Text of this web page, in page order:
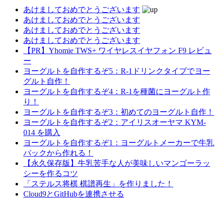
あけましておめでとうございます
あけましておめでとうございます
あけましておめでとうございます
あけましておめでとうございます
【PR】Yhomie TWS+ ワイヤレスイヤフォン F9 レビュ
ー
ヨーグルトを自作するぞ5：R-1ドリンクタイプでヨー
グルト自作！
ヨーグルトを自作するぞ4：R-1を種菌にヨーグルト作
り！
ヨーグルトを自作するぞ3：初めてのヨーグルト自作！
ヨーグルトを自作するぞ2：アイリスオーヤマ KYM-
014 を購入
ヨーグルトを自作するぞ1：ヨーグルトメーカーで牛乳
パックから作れる！
【永久保存版】牛乳苦手な人が美味しいマンゴーラッ
シーを作るコツ
「ステルス将棋 棋譜再生」を作りました！
Cloud9とGitHubを連携させる